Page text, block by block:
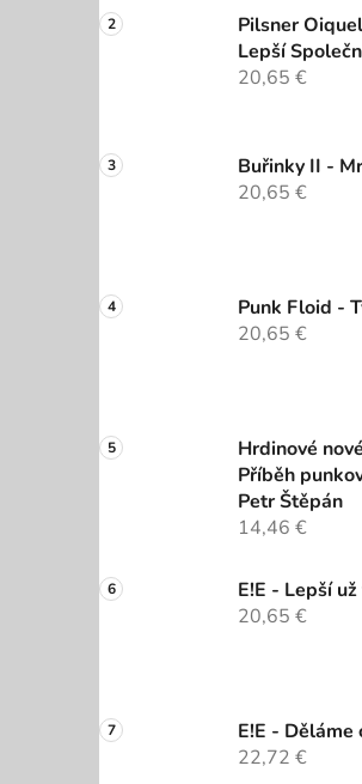
Pilsner
Lepší
20,65 €
Buřinky II -
20,65 €
Punk Floid -
20,65 €
Hrdinové
Příběh
Petr Štěpán
14,46 €
E!E - Lepší
20,65 €
E!E - Děláme
22,72 €